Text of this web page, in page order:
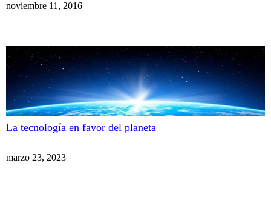
noviembre 11, 2016
La tecnología en favor del planeta
marzo 23, 2023